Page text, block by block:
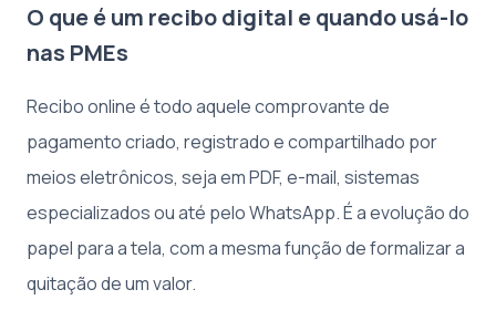
O que é um recibo digital e quando usá-lo
nas PMEs
Recibo online é todo aquele comprovante de
pagamento criado, registrado e compartilhado por
meios eletrônicos, seja em PDF, e-mail, sistemas
especializados ou até pelo WhatsApp. É a evolução do
papel para a tela, com a mesma função de formalizar a
quitação de um valor.